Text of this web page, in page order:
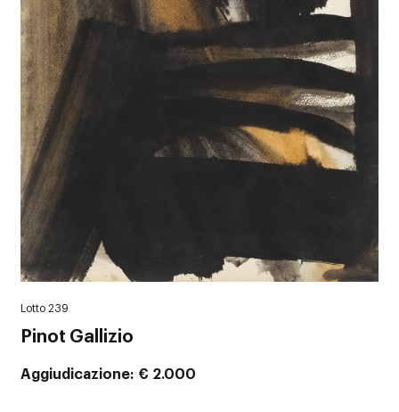
Lotto 239
Pinot Gallizio
Aggiudicazione € 2.000